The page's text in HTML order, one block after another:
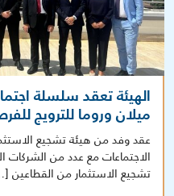
الهيئة تعقد سلسلة
ميلان وروما للترويج
عقد وفد من هيئة تشجيع
الاجتماعات مع عدد من الشركات
تشجيع الاستثمار من القطاعين